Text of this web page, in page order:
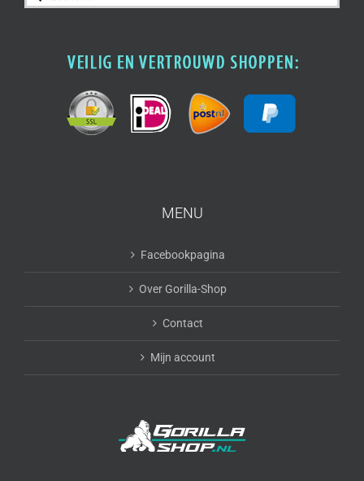
naar:
MENU
Facebookpagina
Over Gorilla-Shop
Contact
Mijn account